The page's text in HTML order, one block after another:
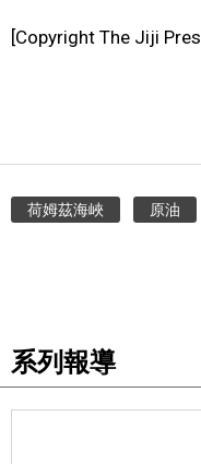
教育
家庭
醫療健康
東京
編輯部通知
[Copyright The Jiji
荷姆茲海峽 原油
系列報導